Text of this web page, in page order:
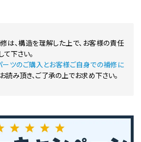
は、構造を理解した上で、お客様の責任
下さい。
ーツのご購入とお客様ご自身での補修に
読み頂き、ご了承の上でお求め下さい。